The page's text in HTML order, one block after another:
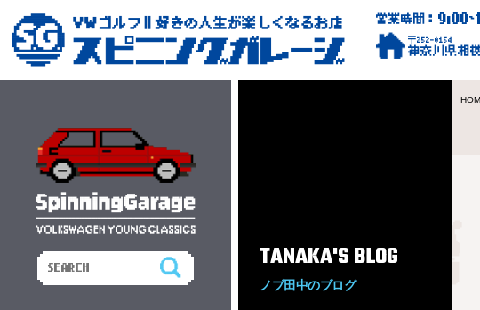
営業時間：9:00~
〒252-0154
神奈川県相
TANAKA'S BLOG
ノブ田中のブログ